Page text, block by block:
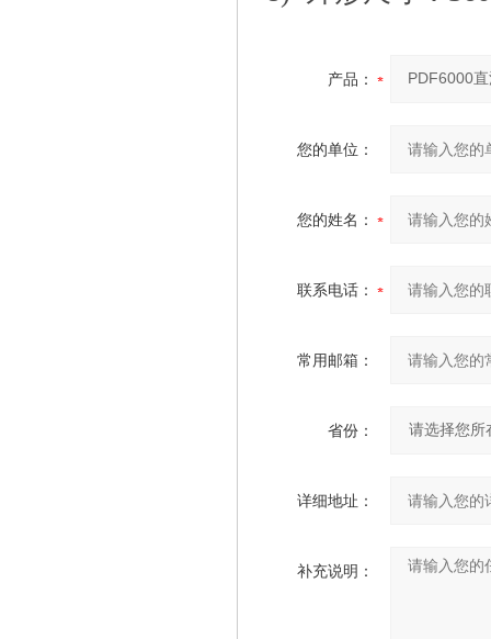
产品：
您的单位：
您的姓名：
联系电话：
常用邮箱：
省份：
详细地址：
补充说明：